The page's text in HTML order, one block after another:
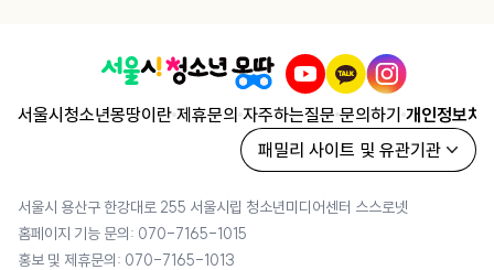
도 좋은 진로가 될 수 있습니다. 응급구조사는 해부학, 응급의
학, 심폐소생술, 응급처치 등 다양한 의료 지식을 배우고 이를
실제 현장에서 활용합니다. 생명과 건강에 관심이 있고 전문
적인 의료 역량을 키우고 싶은 사람에게 적합한 분야입니다.
마지막으로 활동적이고 현장 중심의 직업을 희망하는 사람에
게 잘 맞습니다. 응급구조사는 병원 안에서만 근무하는 것이
아니라 사고 현장, 재난 현장, 구급차 안 등 다양한 장소에서
환자를 만납니다. 매일 다른 상황에 대응하며 역동적인 환경
에서 일하고 싶은 사람에게 매력적인 직업입니다. 생명을
살리는 골든타임의 가장 가까운 곳에서 환자를 돕고 싶다면,
째 단계는 모형 제작입니다. 도면만으로는 공간의 입체감과
규모를 정확하게 파악하기 어려운 경우가 많기 때문에 건축
학과에서는 모형 제작을 매우 중요하게 생각합니다. 모형은
일정한 축척으로 건축물을 축소하여 만드는 것으로, 건물의
형태와 공간의 관계를 한눈에 확인할 수 있습니다. 설계 초반
에는 아이디어를 빠르게 검토하기 위한 스터디 모형을 만들
고, 설계가 마무리될 무렵에는 재료와 디테일까지 표현한 최
종 모형을 제작하기도 합니다. 모형을 만들면서 예상하지 못
했던 문제점을 발견하는 경우도 많기 때문에, 설계를 수정하
고 보완하는 중요한 과정이 되기도 합니다. 마지막 단계는
계를 조절하면서 공간의 분위기와 형태를 만들어 갑니다. 어
떤 부분을 비우고 어떤 부분을 채울 것인지 결정하는 과정은
건축 설계에서 중요한 고민 중 하나입니다. 5. 코어(Core)
코어는 건물의 중심에서 수직 이동과 설비 기능을 담당하는
공간을 말합니다. 일반적으로 계단, 엘리베이터, 화장실, 기
계실 등이 코어에 포함됩니다. 주로 이러한 공간들은 한 곳에
배치하기 때문에, 백화점이나 대형 건물에 가면 엘리베이터
와 화장실이 가까이 있는 것을 볼 수 있습니다. 다만 상황에
따라 엘리베이터와 화장실이 가깝지 않은 경우들도 있겠죠?!
자문단 - 성동광진교육지
원청 학교폭력대책심의의
원 - 전국 비영리 종사자
네트워크 <팀 스토리액팅
> 대표 - EBS2 <직업탐
구 별일입니다 시즌2> 사
단 「복권기금 꿈사다리 페
서울시청소년몽땅이란 제휴문의 자주하는질문 문의하기 개인정보처
패밀리 사이트 및 유관기관
서울시 용산구 한강대로 255 서울시립 청소년미디어센터 스스로넷
홈페이지 기능 문의: 070-7165-1015
홍보 및 제휴문의: 070-7165-1013